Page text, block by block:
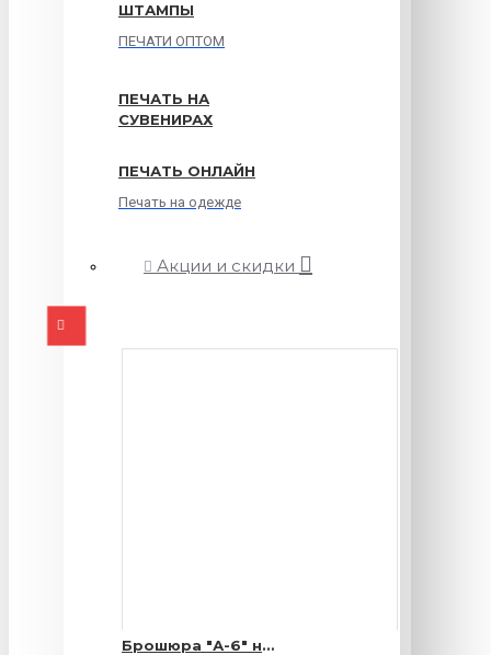
ШТАМПЫ
ПЕЧАТИ ОПТОМ
ПЕЧАТЬ НА
СУВЕНИРАХ
ПЕЧАТЬ ОНЛАЙН
Печать на одежде
Акции и скидки
Брошюра "А-6" на 2 скрепки - 16 страниц